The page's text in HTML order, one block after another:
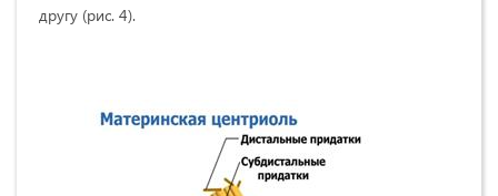
другу (рис. 4).